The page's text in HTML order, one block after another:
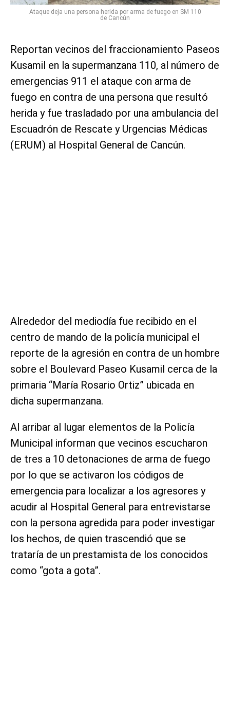
Ataque deja una persona herida por arma de fuego en SM 110
de Cancún
Reportan vecinos del fraccionamiento Paseos
Kusamil en la supermanzana 110, al número de
emergencias 911 el ataque con arma de
fuego en contra de una persona que resultó
herida y fue trasladado por una ambulancia del
Escuadrón de Rescate y Urgencias Médicas
(ERUM) al Hospital General de Cancún.
Alrededor del mediodía fue recibido en el
centro de mando de la policía municipal el
reporte de la agresión en contra de un hombre
sobre el Boulevard Paseo Kusamil cerca de la
primaria “María Rosario Ortiz” ubicada en
dicha supermanzana.
Al arribar al lugar elementos de la Policía
Municipal informan que vecinos escucharon
de tres a 10 detonaciones de arma de fuego
por lo que se activaron los códigos de
emergencia para localizar a los agresores y
acudir al Hospital General para entrevistarse
con la persona agredida para poder investigar
los hechos, de quien trascendió que se
trataría de un prestamista de los conocidos
como “gota a gota”.